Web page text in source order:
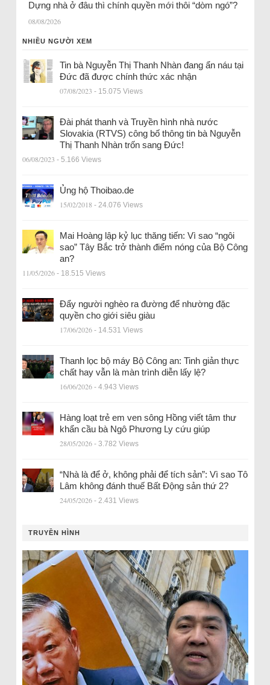
Dựng nhà ở đâu thì chính quyền mới thôi “dòm ngó”?
08/08/2026
NHIỀU NGƯỜI XEM
Tin bà Nguyễn Thị Thanh Nhàn đang ẩn náu tại
Đức đã được chính thức xác nhận
07/08/2023 - 15.075 Views
Đài phát thanh và Truyền hình nhà nước
Slovakia (RTVS) công bố thông tin bà Nguyễn
Thị Thanh Nhàn trốn sang Đức!
06/08/2023 - 5.166 Views
Ủng hộ Thoibao.de
15/02/2018 - 24.076 Views
Mai Hoàng lập kỷ lục thăng tiến: Vì sao “ngôi
sao” Tây Bắc trở thành điểm nóng của Bộ Công
an?
11/05/2026 - 18.515 Views
Đẩy người nghèo ra đường để nhường đặc
quyền cho giới siêu giàu
17/06/2026 - 14.531 Views
Thanh lọc bộ máy Bộ Công an: Tinh giản thực
chất hay vẫn là màn trình diễn lấy lệ?
16/06/2026 - 4.943 Views
Hàng loạt trẻ em ven sông Hồng viết tâm thư
khẩn cầu bà Ngô Phương Ly cứu giúp
28/05/2026 - 3.782 Views
“Nhà là để ở, không phải để tích sản”: Vì sao Tô
Lâm không đánh thuế Bất Động sản thứ 2?
24/05/2026 - 2.431 Views
TRUYỀN HÌNH